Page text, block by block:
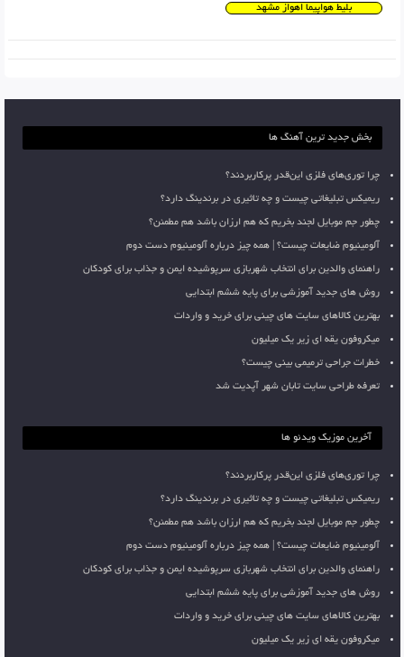
بلیط هواپیما اهواز مشهد
بخش جدید ترین آهنگ ها
چرا توری‌های فلزی این‌قدر پرکاربردند؟
ریمیکس تبلیغاتی چیست و چه تاثیری در برندینگ دارد؟
چطور جم موبایل لجند بخریم که هم ارزان باشد هم مطمئن؟
آلومینیوم ضایعات چیست؟ | همه چیز درباره آلومینیوم دست دوم
راهنمای والدین برای انتخاب شهربازی سرپوشیده ایمن و جذاب برای کودکان
روش های جدید آموزشی برای پایه ششم ابتدایی
بهترین کالاهای سایت های چینی برای خرید و واردات
میکروفون یقه ای زیر یک میلیون
خطرات جراحی ترمیمی بینی چیست؟
تعرفه طراحی سایت تابان شهر آپدیت شد
آخرین موزیک ویدئو ها
چرا توری‌های فلزی این‌قدر پرکاربردند؟
ریمیکس تبلیغاتی چیست و چه تاثیری در برندینگ دارد؟
چطور جم موبایل لجند بخریم که هم ارزان باشد هم مطمئن؟
آلومینیوم ضایعات چیست؟ | همه چیز درباره آلومینیوم دست دوم
راهنمای والدین برای انتخاب شهربازی سرپوشیده ایمن و جذاب برای کودکان
روش های جدید آموزشی برای پایه ششم ابتدایی
بهترین کالاهای سایت های چینی برای خرید و واردات
میکروفون یقه ای زیر یک میلیون